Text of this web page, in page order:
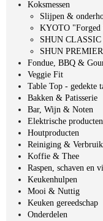
Koksmessen
Slijpen &
KYOTO
SHUN CLASSIC
SHUN
Fondue, BBQ &
Veggie Fit
Table Top - gedekte
Bakken & Patisserie
Bar, Wijn & Noten
Elektrische producten
Houtproducten
Reiniging & Verbruik
Koffie & Thee
Raspen, schaven en
Keukenhulpen
Mooi & Nuttig
Keuken gereedschap
Onderdelen